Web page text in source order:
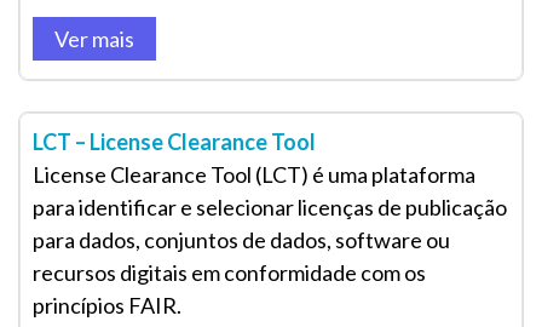
Ver mais
LCT – License Clearance Tool
License Clearance Tool (LCT) é uma plataforma
para identificar e selecionar licenças de publicação
para dados, conjuntos de dados, software ou
recursos digitais em conformidade com os
princípios FAIR.